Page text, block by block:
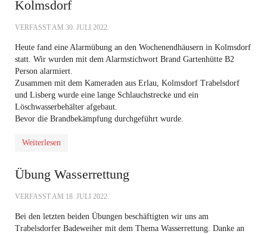
Kolmsdorf
VERFASST AM 30. JULI 2022.
Heute fand eine Alarmübung an den Wochenendhäusern in Kolmsdorf
statt. Wir wurden mit dem Alarmstichwort Brand Gartenhütte B2
Person alarmiert.
Zusammen mit dem Kameraden aus Erlau, Kolmsdorf Trabelsdorf
und Lisberg wurde eine lange Schlauchstrecke und ein
Löschwasserbehälter afgebaut.
Bevor die Brandbekämpfung durchgeführt wurde.
Weiterlesen
Übung Wasserrettung
VERFASST AM 18. JULI 2022.
Bei den letzten beiden Übungen beschäftigten wir uns am
Trabelsdorfer Badeweiher mit dem Thema Wasserrettung. Danke an